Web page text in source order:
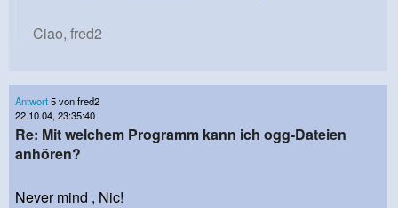
Ciao, fred2
Antwort5 von fred2
22.10.04, 23:35:40
Re: Mit welchem Programm kann ich ogg-Dateien
anhören?
Never mind , Nic!